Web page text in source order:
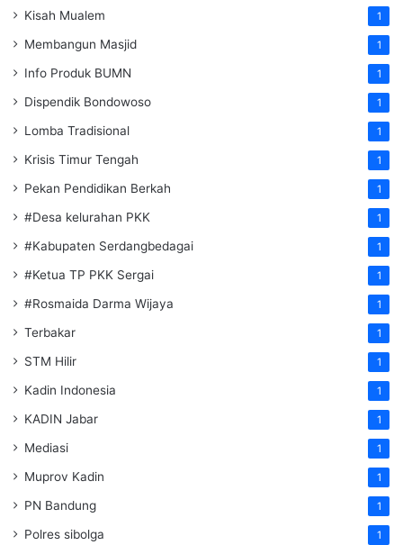
Kisah Mualem 1
Membangun Masjid 1
Info Produk BUMN 1
Dispendik Bondowoso 1
Lomba Tradisional 1
Krisis Timur Tengah 1
Pekan Pendidikan Berkah 1
#Desa kelurahan PKK 1
#Kabupaten Serdangbedagai 1
#Ketua TP PKK Sergai 1
#Rosmaida Darma Wijaya 1
Terbakar 1
STM Hilir 1
Kadin Indonesia 1
KADIN Jabar 1
Mediasi 1
Muprov Kadin 1
PN Bandung 1
Polres sibolga 1